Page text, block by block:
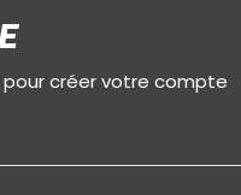
créer votre compte